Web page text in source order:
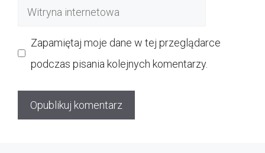
Witryna
Zapamiętaj moje dane w tej przeglądarce
podczas pisania kolejnych komentarzy.